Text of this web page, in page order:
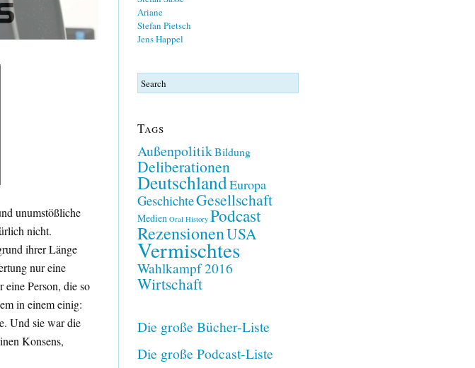
unumstößliche
nicht.
ihrer Länge
nur eine
eine Person, die so
in einem einig:
Und sie war die
Konsens,
Ariane
Stefan Pietsch
Jens Happel
Tags
AußenpolitikBildung
Deliberationen
DeutschlandEuropa
GeschichteGesellschaft
Medien Oral History Podcast
RezensionenUSA
Vermischtes
Wahlkampf 2016
Wirtschaft
Die große Bücher-Liste
Die große Podcast-Liste